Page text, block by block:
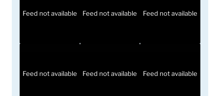
Feed not available Feed not available Feed not available
Feed not available Feed not available Feed not available